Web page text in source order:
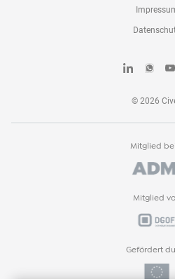
© 2026
Mitglied
Mitglied
Gefördert